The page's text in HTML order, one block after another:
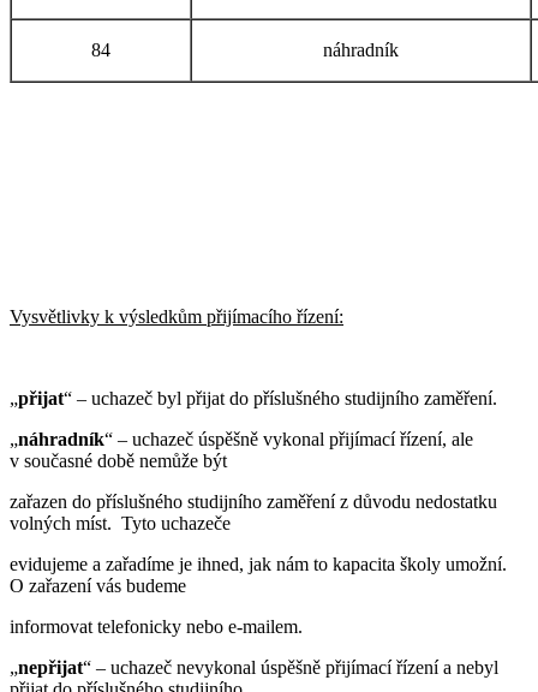
84 náhradník
Vysvětlivky k výsledkům přijímacího řízení:
„přijat“ – uchazeč byl přijat do příslušného studijního zaměření.
„náhradník“ – uchazeč úspěšně vykonal přijímací řízení, ale
v současné době nemůže být
zařazen do příslušného studijního zaměření z důvodu nedostatku
volných míst. Tyto uchazeče
evidujeme a zařadíme je ihned, jak nám to kapacita školy umožní.
O zařazení vás budeme
informovat telefonicky nebo e-mailem.
„nepřijat“ – uchazeč nevykonal úspěšně přijímací řízení a nebyl